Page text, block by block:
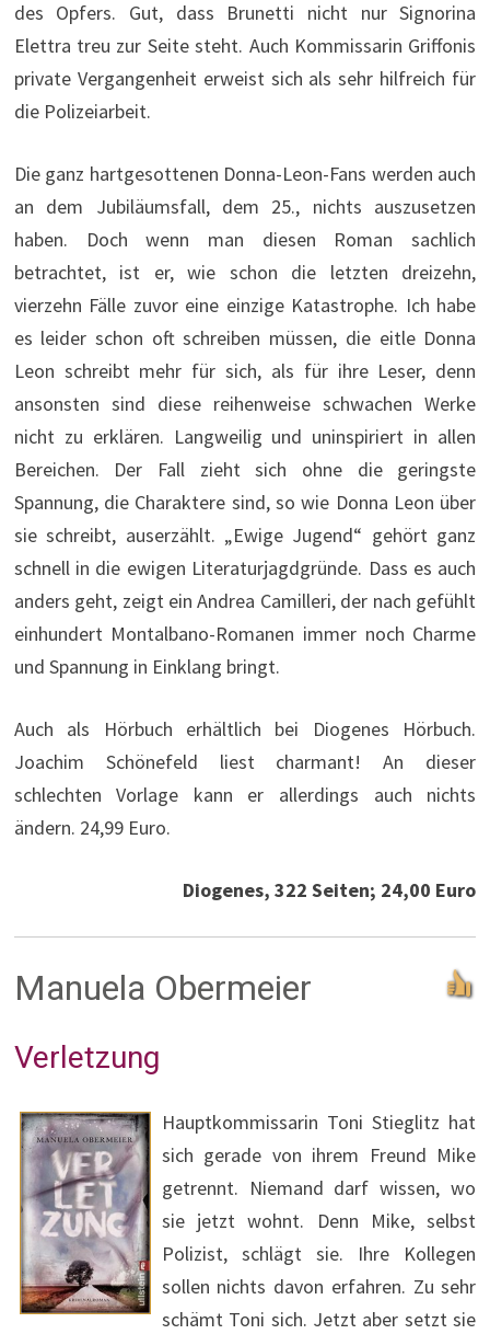
des Opfers. Gut, dass Brunetti nicht nur Signorina
Elettra treu zur Seite steht. Auch Kommissarin Griffonis
private Vergangenheit erweist sich als sehr hilfreich für
die Polizeiarbeit.
Die ganz hartgesottenen Donna-Leon-Fans werden auch
an dem Jubiläumsfall, dem 25., nichts auszusetzen
haben. Doch wenn man diesen Roman sachlich
betrachtet, ist er, wie schon die letzten dreizehn,
vierzehn Fälle zuvor eine einzige Katastrophe. Ich habe
es leider schon oft schreiben müssen, die eitle Donna
Leon schreibt mehr für sich, als für ihre Leser, denn
ansonsten sind diese reihenweise schwachen Werke
nicht zu erklären. Langweilig und uninspiriert in allen
Bereichen. Der Fall zieht sich ohne die geringste
Spannung, die Charaktere sind, so wie Donna Leon über
sie schreibt, auserzählt. „Ewige Jugend“ gehört ganz
schnell in die ewigen Literaturjagdgründe. Dass es auch
anders geht, zeigt ein Andrea Camilleri, der nach gefühlt
einhundert Montalbano-Romanen immer noch Charme
und Spannung in Einklang bringt.
Auch als Hörbuch erhältlich bei Diogenes Hörbuch.
Joachim Schönefeld liest charmant! An dieser
schlechten Vorlage kann er allerdings auch nichts
ändern. 24,99 Euro.
Diogenes, 322 Seiten; 24,00 Euro
Manuela Obermeier
Verletzung
Hauptkommissarin Toni Stieglitz hat
sich gerade von ihrem Freund Mike
getrennt. Niemand darf wissen, wo
sie jetzt wohnt. Denn Mike, selbst
Polizist, schlägt sie. Ihre Kollegen
sollen nichts davon erfahren. Zu sehr
schämt Toni sich. Jetzt aber setzt sie